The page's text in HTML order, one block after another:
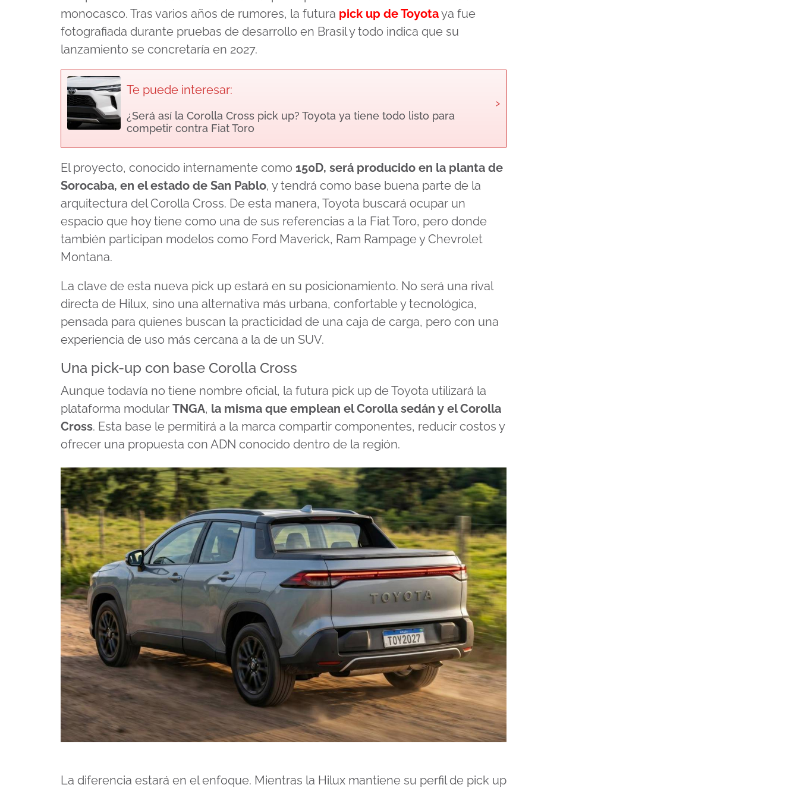
monocasco. Tras varios años de rumores, la futura pick up de Toyotaya fue
fotografiada durante pruebas de desarrollo en Brasil y todo indica que su
lanzamiento se concretaría en 2027.
Te puede interesar:
¿Será así la Corolla Cross pick up? Toyota ya tiene todo listo para
competir contra Fiat Toro
›
El proyecto, conocido internamente como 150D, será producido en la planta de
Sorocaba, en el estado de San Pablo, y tendrá como base buena parte de la
arquitectura del Corolla Cross. De esta manera, Toyota buscará ocupar un
espacio que hoy tiene como una de sus referencias a la Fiat Toro, pero donde
también participan modelos como Ford Maverick, Ram Rampage y Chevrolet
Montana.
La clave de esta nueva pick up estará en su posicionamiento. No será una rival
directa de Hilux, sino una alternativa más urbana, confortable y tecnológica,
pensada para quienes buscan la practicidad de una caja de carga, pero con una
experiencia de uso más cercana a la de un SUV.
Una pick-up con base Corolla Cross
Aunque todavía no tiene nombre oficial, la futura pick up de Toyota utilizará la
plataforma modular TNGA, la misma que emplean el Corolla sedán y el Corolla
Cross. Esta base le permitirá a la marca compartir componentes, reducir costos y
ofrecer una propuesta con ADN conocido dentro de la región.
La diferencia estará en el enfoque. Mientras la Hilux mantiene su perfil de pick up